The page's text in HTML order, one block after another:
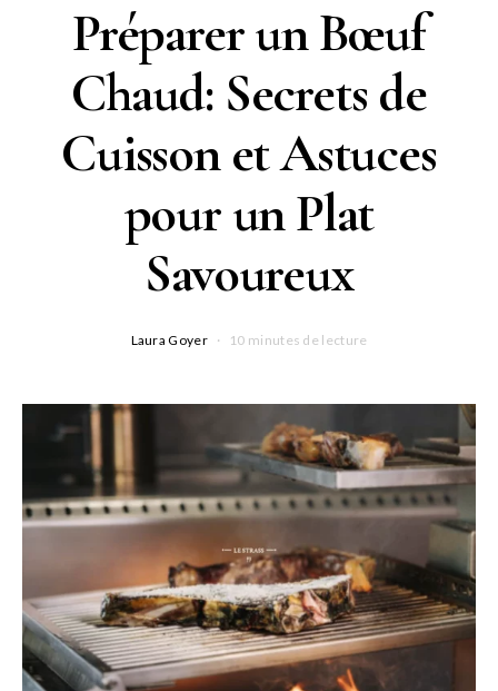
Préparer un Bœuf
Chaud: Secrets de
Cuisson et Astuces
pour un Plat
Savoureux
Laura Goyer 10 minutes de lecture